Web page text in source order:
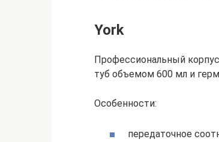
York
Профессиональный
туб объемом 600 мл и
Особенности:
передаточное